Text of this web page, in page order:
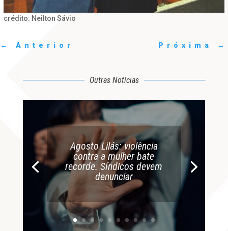
crédito: Neilton Sávio
← Anterior Próxima →
Outras Notícias
Agosto Lilás: violência
contra a mulher bate
recorde. Síndicos devem
denunciar